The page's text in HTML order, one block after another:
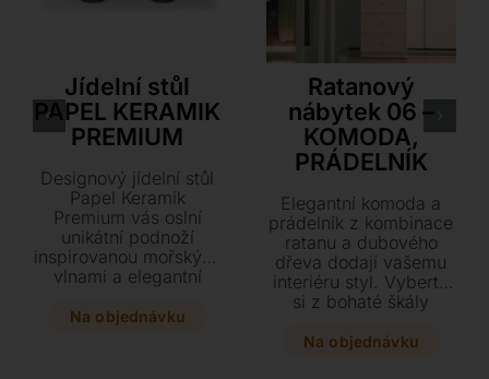
Jídelní stůl
PAPEL KERAMIK
PREMIUM
Designový jídelní stůl
Papel Keramik
Premium vás oslní
unikátní podnoží
inspirovanou mořskými
vlnami a elegantní
lakovaným profilem.
Na objednávku
Ratanový
nábytek 06 –
KOMODA,
PRÁDELNÍK
Elegantní komoda a
prádelník z kombinace
ratanu a dubového
dřeva dodají vašemu
interiéru styl. Vyberte
si z bohaté škály
matném či lesklém
Na objednávku